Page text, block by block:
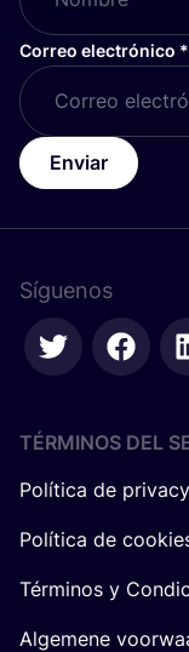
Correo electrónico *
Enviar
Síguenos
TÉRMINOS DEL
Política de privacy
Política de
Términos y
Algemene